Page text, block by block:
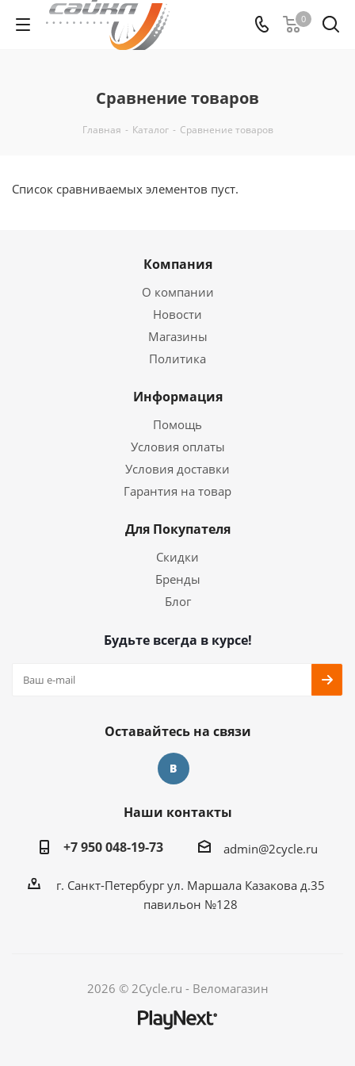
0
Сравнение товаров
Главная - Каталог - Сравнение товаров
Список сравниваемых элементов пуст.
Компания
О компании
Новости
Магазины
Политика
Информация
Помощь
Условия оплаты
Условия доставки
Гарантия на товар
Для Покупателя
Скидки
Бренды
Блог
Будьте всегда в курсе!
Оставайтесь на связи
Наши контакты
+7 950 048-19-73
admin@2cycle.ru
г. Санкт-Петербург ул. Маршала Казакова д.35
павильон №128
2026 © 2Cycle.ru - Веломагазин